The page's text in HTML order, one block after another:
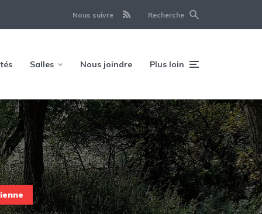
Nous suivre Recherche
Salles Nous joindre Plus loin